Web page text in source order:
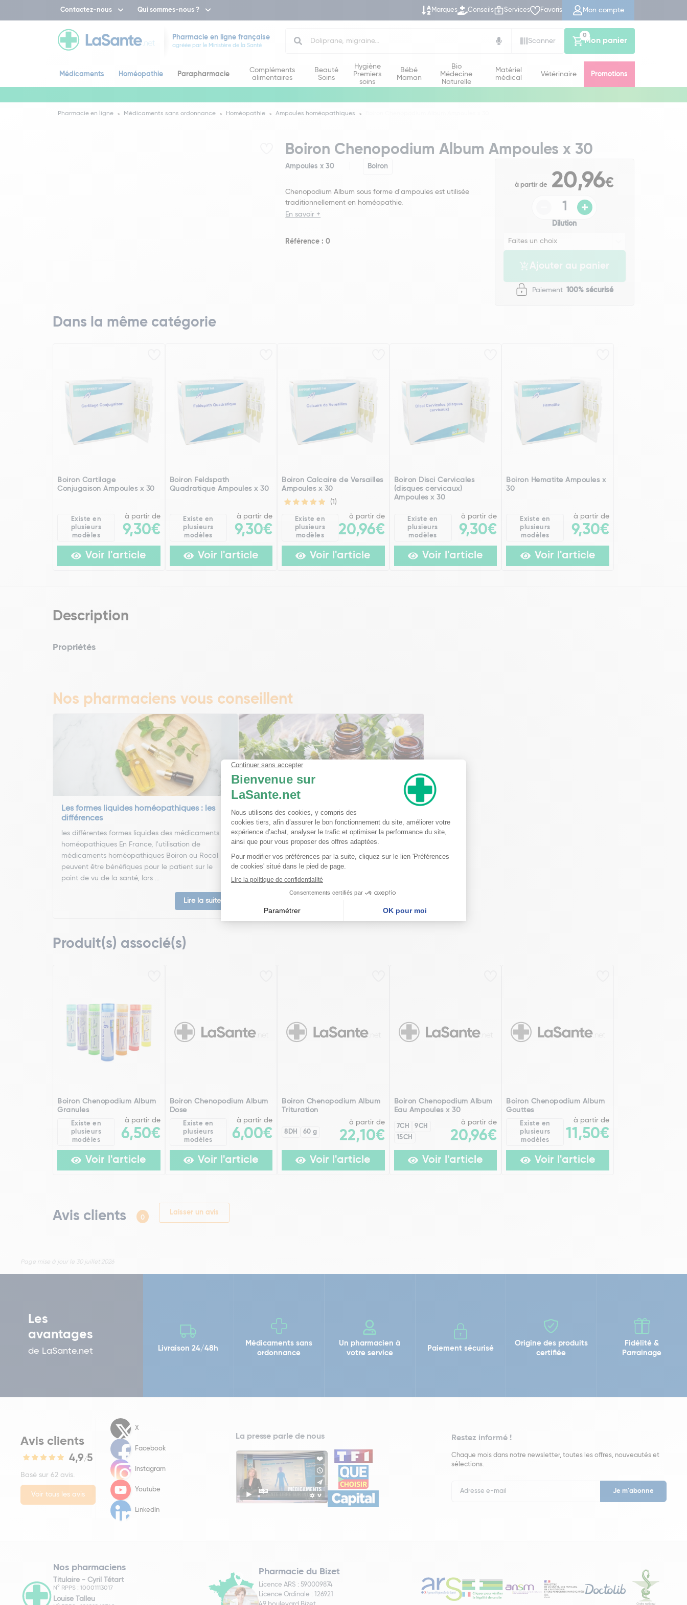
Contactez-nous Qui sommes-nous ? Marques Conseils Services Favoris Mon compte
Pharmacie en ligne française
agréée par le Ministère de la Santé
Scanner
Mon panier
0
Médicaments Homéopathie Parapharmacie
Compléments
alimentaires
Beauté
Soins
Hygiène
Premiers
soins
Bébé
Maman
Bio
Médecine
Naturelle
Matériel
médical
Vétérinaire Promotions
Pharmacie en ligne Médicaments sans ordonnance Homéopathie Ampoules homéopathiques
Boiron Chenopodium Album Ampoules x 30
Ampoules x 30 Boiron
Chenopodium Album sous forme d'ampoules est utilisée
traditionnellement en homéopathie.
En savoir +
Référence : 0
à partir de 20,96€
Dilution
Ajouter au panier
Paiement 100% sécurisé
Dans la même catégorie
Boiron Cartilage
Conjugaison Ampoules x 30
Existe en
plusieurs
modèles
à partir de
9,30€
Voir l'article
Boiron Feldspath
Quadratique Ampoules x 30
Existe en
plusieurs
modèles
à partir de
9,30€
Voir l'article
Boiron Calcaire de Versailles
Ampoules x 30
(1)
Existe en
plusieurs
modèles
à partir de
20,96€
Voir l'article
Boiron Disci Cervicales
(disques cervicaux)
Ampoules x 30
Existe en
plusieurs
modèles
à partir de
9,30€
Voir l'article
Boiron Hematite Ampoules x
30
Existe en
plusieurs
modèles
à partir de
9,30€
Voir l'article
Description
Propriétés
Nos pharmaciens vous conseillent
Les formes liquides homéopathiques : les
différences
les différentes formes liquides des médicaments
homéopathiques En France, l'utilisation de
médicaments homéopathiques Boiron ou Rocal
peuvent être bénéfiques pour le patient sur le
point de vu de la santé, lors ...
Lire la suite
Ma trousse à pharmacie homéopathique
Ceci est un petit guide pratique des traitements
homéopathiques à avoir chez soi ! L'homéopathie
est une disciple à part entière dans l'arsenal
thérapeutique. Celle-ci est basée sur le principe
qu'une ...
Produit(s) associé(s)
Boiron Chenopodium Album
Granules
Existe en
plusieurs
modèles
à partir de
6,50€
Voir l'article
Boiron Chenopodium Album
Dose
Existe en
plusieurs
modèles
à partir de
6,00€
Voir l'article
Boiron Chenopodium Album
Trituration
8DH 60 g
à partir de
22,10€
Voir l'article
Boiron Chenopodium Album
Eau Ampoules x 30
7CH
9CH
15CH
à partir de
20,96€
Voir l'article
Boiron Chenopodium Album
Gouttes
Existe en
plusieurs
modèles
à partir de
11,50€
Voir l'article
Avis clients 0
Laisser un avis
Page mise à jour le 30 juillet 2026
Les
avantages
de LaSante.net Livraison 24/48h
Médicaments sans
ordonnance
Un pharmacien à
votre service
Paiement sécurisé
Origine des produits
certifiée
Fidélité &
Parrainage
Avis clients
4,9/5
Basé sur 62 avis.
Voir tous les avis
X
Facebook
Instagram
Youtube
LinkedIn
La presse parle de nous Restez informé !
Chaque mois dans notre newsletter, toutes les offres, nouveautés et
sélections.
Newsletter
Nos pharmaciens
Titulaire - Cyril Tétart
N° RPPS : 10001113017
Louise Talleu
Pharmacie du Bizet
Licence ARS : 590009874
Licence Ordinale : 126921